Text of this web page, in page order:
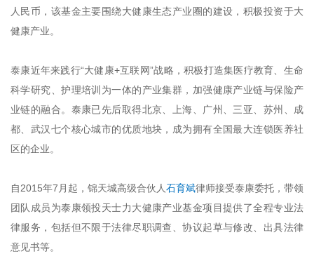
人民币，该基金主要围绕大健康生态产业圈的建设，积极投资于大
健康产业。
泰康近年来践行“大健康+互联网”战略，积极打造集医疗教育、生命
科学研究、护理培训为一体的产业集群，加强健康产业链与保险产
业链的融合。泰康已先后取得北京、上海、广州、三亚、苏州、成
都、武汉七个核心城市的优质地块，成为拥有全国最大连锁医养社
区的企业。
自2015年7月起，锦天城高级合伙人石育斌律师接受泰康委托，带领
团队成员为泰康领投天士力大健康产业基金项目提供了全程专业法
律服务，包括但不限于法律尽职调查、协议起草与修改、出具法律
意见书等。